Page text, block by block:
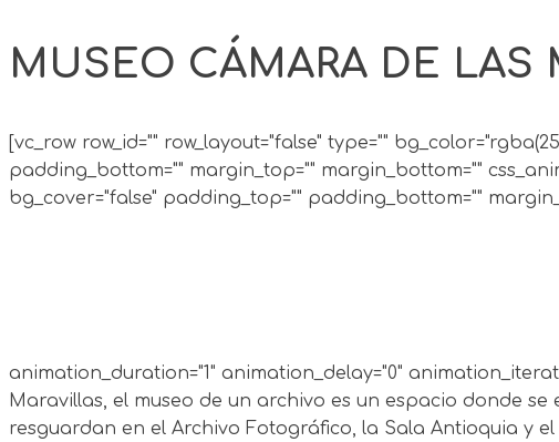
MUSEO CÁMARA DE LAS
[vc_row row_id="" row_layout="false" type=""
padding_bottom="" margin_top="" margin_bottom=""
bg_cover="false" padding_top="" padding_bottom=""
animation_duration="1" animation_delay="0"
Maravillas, el museo de un archivo es un espacio donde
resguardan en el Archivo Fotográfico, la Sala Antioquia y